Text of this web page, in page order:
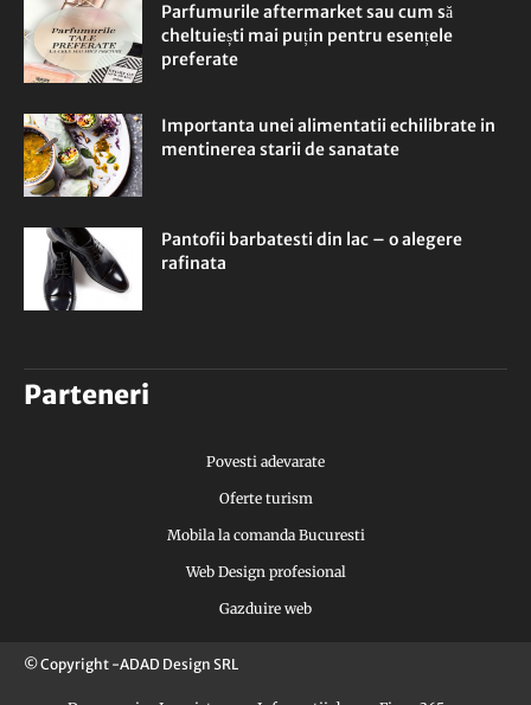
Parfumurile aftermarket sau cum să
cheltuiești mai puțin pentru esențele
preferate
Importanta unei alimentatii echilibrate in
mentinerea starii de sanatate
Pantofii barbatesti din lac – o alegere
rafinata
Parteneri
Povesti adevarate
Oferte turism
Mobila la comanda Bucuresti
Web Design profesional
Gazduire web
© Copyright -ADAD Design SRL